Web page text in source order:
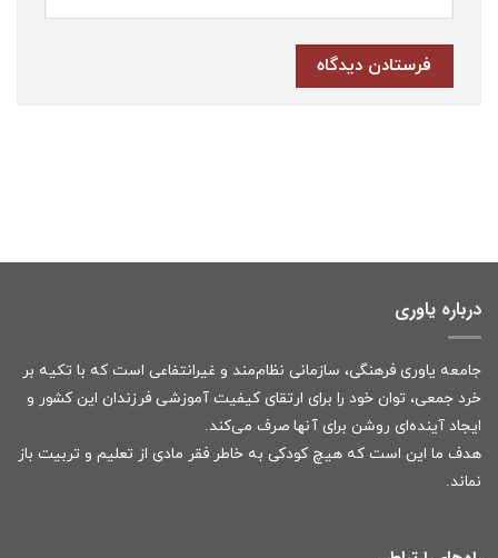
درباره یاوری
جامعه یاوری فرهنگی، سازمانی نظام‌مند و غیرانتفاعی است که با تکیه بر
خرد جمعی، توان خود را برای ارتقای کیفیت آموزشی فرزندان این کشور و
ایجاد آینده‌ای روشن برای آنها صرف می‌کند.
هدف ما این است که هیچ کودکی به خاطر فقر مادی از تعلیم و تربیت باز
نماند.